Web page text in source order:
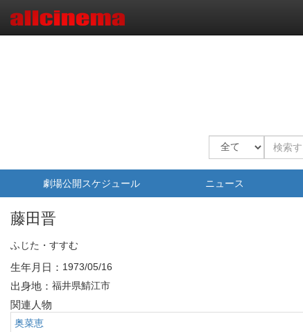
劇場公開スケジュール ニュース
藤田晋
ふじた・すすむ
生年月日： 1973/05/16
出身地： 福井県鯖江市
関連人物
奥菜恵